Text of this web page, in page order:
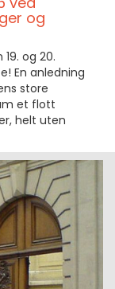
og
og 20.
En anledning
store
et flott
helt uten